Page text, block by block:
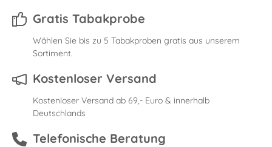
Gratis Tabakprobe
Wählen Sie bis zu 5 Tabakproben gratis aus unserem
Sortiment.
Kostenloser Versand
Kostenloser Versand ab 69,- Euro & innerhalb
Deutschlands
Telefonische Beratung